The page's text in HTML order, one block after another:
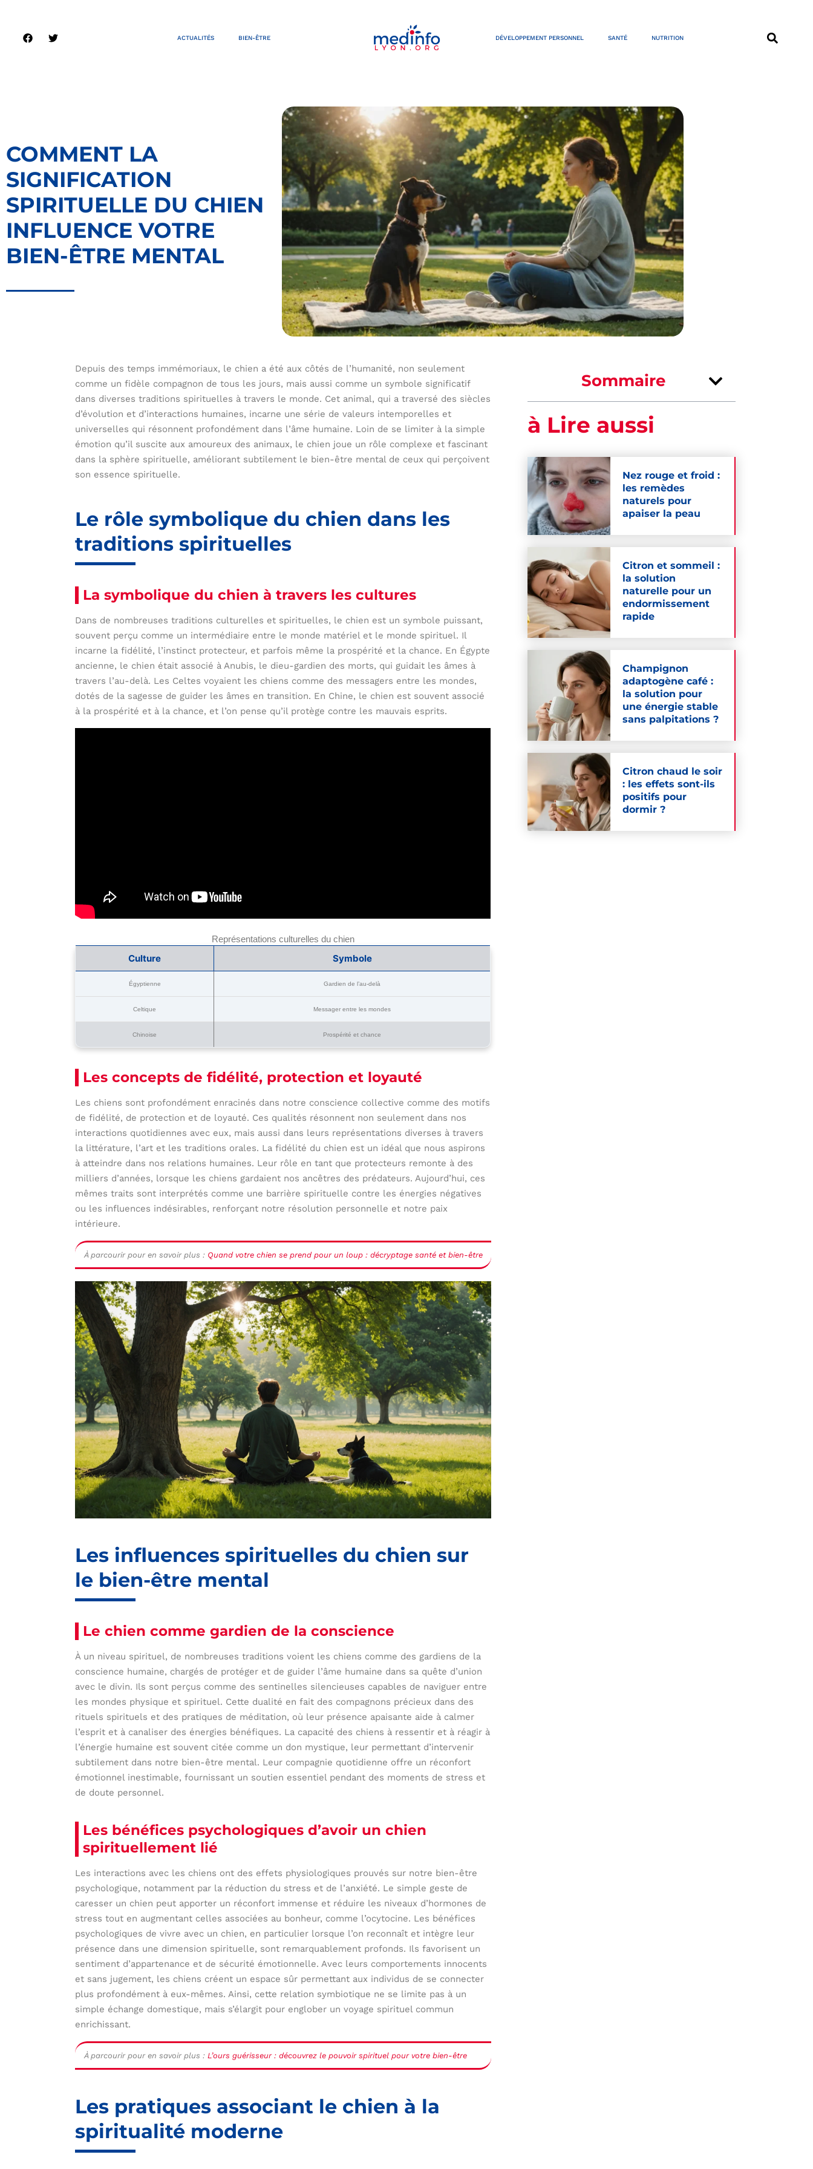
ACTUALITÉS BIEN-ÊTRE DÉVELOPPEMENT PERSONNEL SANTÉ NUTRITION
COMMENT LA
SIGNIFICATION
SPIRITUELLE DU CHIEN
INFLUENCE VOTRE
BIEN-ÊTRE MENTAL
Depuis des temps immémoriaux, le chien a été aux côtés de l’humanité, non seulement
comme un fidèle compagnon de tous les jours, mais aussi comme un symbole significatif
dans diverses traditions spirituelles à travers le monde. Cet animal, qui a traversé des siècles
d’évolution et d’interactions humaines, incarne une série de valeurs intemporelles et
universelles qui résonnent profondément dans l’âme humaine. Loin de se limiter à la simple
émotion qu’il suscite aux amoureux des animaux, le chien joue un rôle complexe et fascinant
dans la sphère spirituelle, améliorant subtilement le bien-être mental de ceux qui perçoivent
son essence spirituelle.
Le rôle symbolique du chien dans les
traditions spirituelles
La symbolique du chien à travers les cultures
Dans de nombreuses traditions culturelles et spirituelles, le chien est un symbole puissant,
souvent perçu comme un intermédiaire entre le monde matériel et le monde spirituel. Il
incarne la fidélité, l’instinct protecteur, et parfois même la prospérité et la chance. En Égypte
ancienne, le chien était associé à Anubis, le dieu-gardien des morts, qui guidait les âmes à
travers l’au-delà. Les Celtes voyaient les chiens comme des messagers entre les mondes,
dotés de la sagesse de guider les âmes en transition. En Chine, le chien est souvent associé
à la prospérité et à la chance, et l’on pense qu’il protège contre les mauvais esprits.
Représentations culturelles du chien
Culture Symbole
Égyptienne Gardien de l’au-delà
Celtique Messager entre les mondes
Chinoise Prospérité et chance
Les concepts de fidélité, protection et loyauté
Les chiens sont profondément enracinés dans notre conscience collective comme des motifs
de fidélité, de protection et de loyauté. Ces qualités résonnent non seulement dans nos
interactions quotidiennes avec eux, mais aussi dans leurs représentations diverses à travers
la littérature, l’art et les traditions orales. La fidélité du chien est un idéal que nous aspirons
à atteindre dans nos relations humaines. Leur rôle en tant que protecteurs remonte à des
milliers d’années, lorsque les chiens gardaient nos ancêtres des prédateurs. Aujourd’hui, ces
mêmes traits sont interprétés comme une barrière spirituelle contre les énergies négatives
ou les influences indésirables, renforçant notre résolution personnelle et notre paix
intérieure.
À parcourir pour en savoir plus : Quand votre chien se prend pour un loup : décryptage santé et bien-être
Les influences spirituelles du chien sur
le bien-être mental
Le chien comme gardien de la conscience
À un niveau spirituel, de nombreuses traditions voient les chiens comme des gardiens de la
conscience humaine, chargés de protéger et de guider l’âme humaine dans sa quête d’union
avec le divin. Ils sont perçus comme des sentinelles silencieuses capables de naviguer entre
les mondes physique et spirituel. Cette dualité en fait des compagnons précieux dans des
rituels spirituels et des pratiques de méditation, où leur présence apaisante aide à calmer
l’esprit et à canaliser des énergies bénéfiques. La capacité des chiens à ressentir et à réagir à
l’énergie humaine est souvent citée comme un don mystique, leur permettant d’intervenir
subtilement dans notre bien-être mental. Leur compagnie quotidienne offre un réconfort
émotionnel inestimable, fournissant un soutien essentiel pendant des moments de stress et
de doute personnel.
Les bénéfices psychologiques d’avoir un chien
spirituellement lié
Les interactions avec les chiens ont des effets physiologiques prouvés sur notre bien-être
psychologique, notamment par la réduction du stress et de l’anxiété. Le simple geste de
caresser un chien peut apporter un réconfort immense et réduire les niveaux d’hormones de
stress tout en augmentant celles associées au bonheur, comme l’ocytocine. Les bénéfices
psychologiques de vivre avec un chien, en particulier lorsque l’on reconnaît et intègre leur
présence dans une dimension spirituelle, sont remarquablement profonds. Ils favorisent un
sentiment d’appartenance et de sécurité émotionnelle. Avec leurs comportements innocents
et sans jugement, les chiens créent un espace sûr permettant aux individus de se connecter
plus profondément à eux-mêmes. Ainsi, cette relation symbiotique ne se limite pas à un
simple échange domestique, mais s’élargit pour englober un voyage spirituel commun
enrichissant.
À parcourir pour en savoir plus :L’ours guérisseur : découvrez le pouvoir spirituel pour votre bien-être
Les pratiques associant le chien à la
spiritualité moderne
Sommaire
à Lire aussi
Nez rouge et froid :
les remèdes
naturels pour
apaiser la peau
Citron et sommeil :
la solution
naturelle pour un
endormissement
rapide
Champignon
adaptogène café :
la solution pour
une énergie stable
sans palpitations ?
Citron chaud le soir
: les effets sont-ils
positifs pour
dormir ?